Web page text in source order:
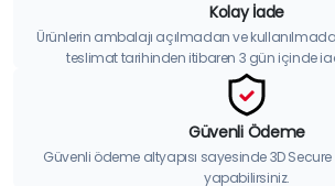
Kolay İade
Ürünlerin ambalajı açılmadan ve
teslimat tarihinden itibaren 3 gün içinde
Güvenli Ödeme
Güvenli ödeme altyapısı sayesinde 3D
yapabilirsiniz.